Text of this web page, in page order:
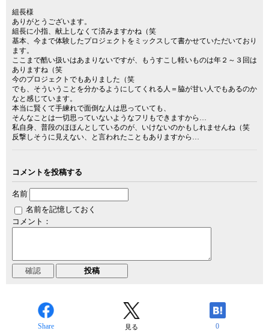
組長様
ありがとうございます。
組長に小指、献上しなくて済みますかね（笑
基本、今まで体験したプロジェクトをミックスして書かせていただいており
ます。
ここまで酷い扱いはあまりないですが、もうすこし軽いものは年２～３回は
ありますね（笑
今のプロジェクトでもありました（笑
でも、そういうことを分かるようにしてくれる人＝脇が甘い人でもあるのか
なと感じています。
本当に賢くて手練れで面倒な人は思っていても、
そんなことは一切思っていないようなフリもできますから…
私自身、普段のほほんとしているのが、いけないのかもしれませんね（笑
反撃しそうに見えない、と言われたこともありますから…
コメントを投稿する
名前
名前を記憶しておく
コメント：
Share 見る 0